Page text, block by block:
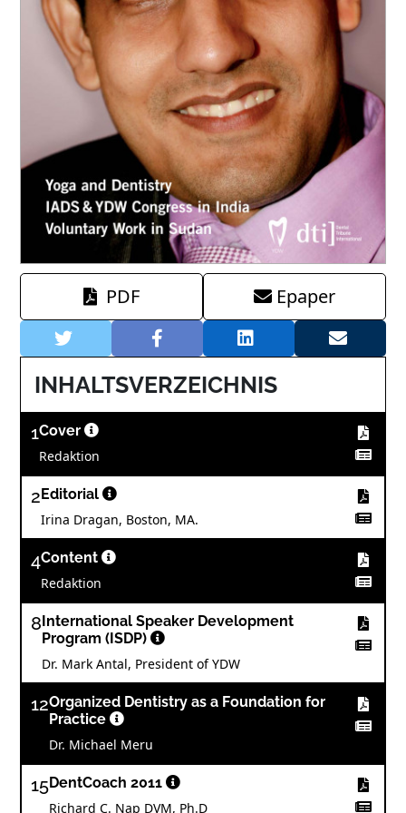
PDF Epaper
INHALTSVERZEICHNIS
1Cover
Redaktion
2 Editorial
Irina Dragan, Boston, MA.
4Content
Redaktion
8 International Speaker Development
Program (ISDP)
Dr. Mark Antal, President of YDW
12Organized Dentistry as a Foundation for
Practice
Dr. Michael Meru
15DentCoach 2011
Richard C. Nap DVM, Ph.D